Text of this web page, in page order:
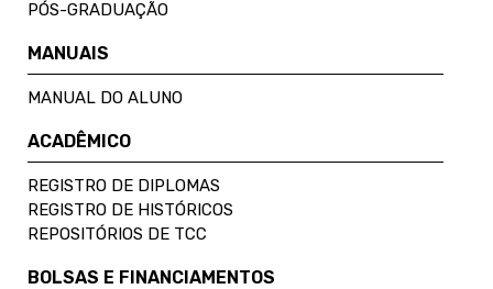
PÓS-GRADUAÇÃO
MANUAIS
MANUAL DO ALUNO
ACADÊMICO
REGISTRO DE DIPLOMAS
REGISTRO DE HISTÓRICOS
REPOSITÓRIOS DE TCC
BOLSAS E FINANCIAMENTOS